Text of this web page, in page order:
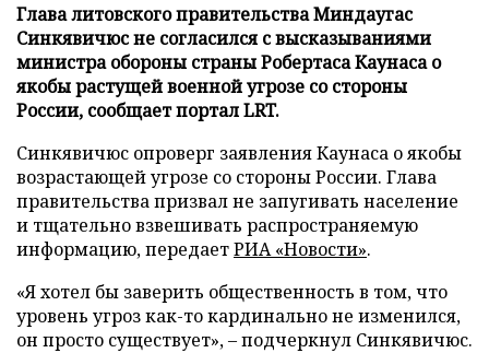
Глава литовского правительства Миндаугас
Синкявичюс не согласился с высказываниями
министра обороны страны Робертаса Каунаса о
якобы растущей военной угрозе со стороны
России, сообщает портал LRT.
Синкявичюс опроверг заявления Каунаса о якобы
возрастающей угрозе со стороны России. Глава
правительства призвал не запугивать население
и тщательно взвешивать распространяемую
информацию, передаетРИА «Новости».
«Я хотел бы заверить общественность в том, что
уровень угроз как-то кардинально не изменился,
он просто существует», – подчеркнул Синкявичюс.